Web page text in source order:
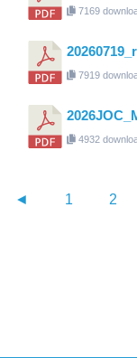
7169
7919
4932
◄ 1 2